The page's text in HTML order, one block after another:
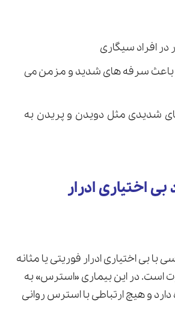
افراد سیگاری
باعث سرفه های شدید و مزمن می
شدیدی مثل دویدن و پریدن به
اختیاری ادرار
با بی اختیاری ادرار فوریتی یا مثانه
است. در این بیماری «استرس» به
و هیچ ارتباطی با استرس روانی